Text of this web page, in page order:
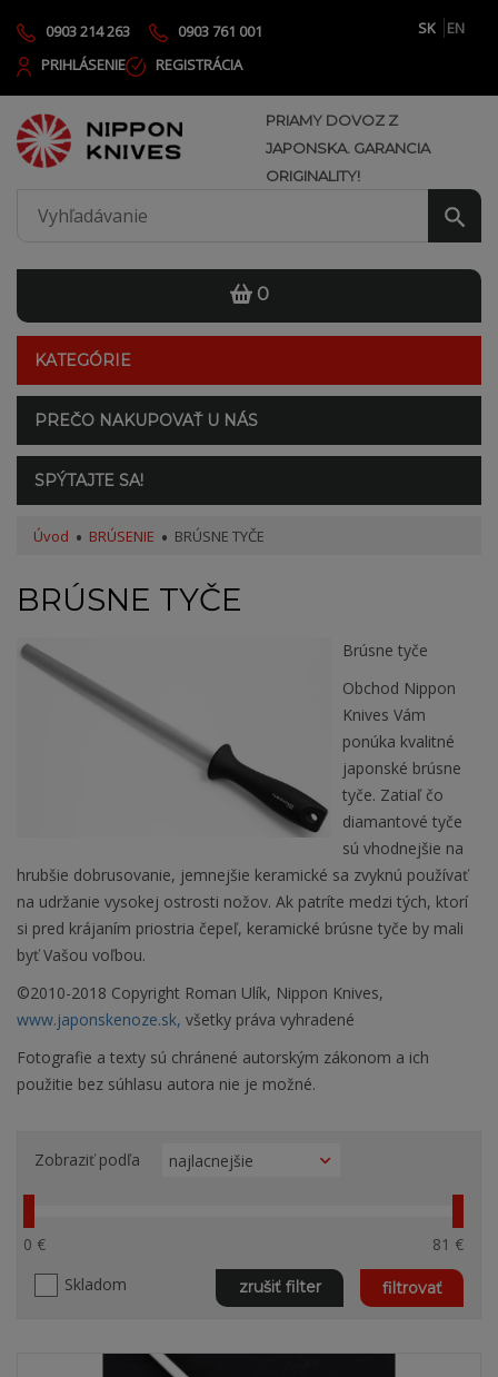
0903 214 263 0903 761 001 SK
EN
PRIHLÁSENIE
REGISTRÁCIA
PRIAMY DOVOZ Z
JAPONSKA. GARANCIA
ORIGINALITY!
0
KATEGÓRIE
PREČO NAKUPOVAŤ U NÁS
SPÝTAJTE SA!
Úvod BRÚSENIE BRÚSNE TYČE
BRÚSNE TYČE
Brúsne tyče
Obchod Nippon
Knives Vám
ponúka kvalitné
japonské brúsne
tyče. Zatiaľ čo
diamantové tyče
sú vhodnejšie na
hrubšie dobrusovanie, jemnejšie keramické sa zvyknú používať
na udržanie vysokej ostrosti nožov. Ak patríte medzi tých, ktorí
si pred krájaním priostria čepeľ, keramické brúsne tyče by mali
byť Vašou voľbou.
©2010-2018 Copyright Roman Ulík, Nippon Knives,
www.japonskenoze.sk, všetky práva vyhradené
Fotografie a texty sú chránené autorským zákonom a ich
použitie bez súhlasu autora nie je možné.
0 €
81 €
Skladom
filtrovať
zrušiť filter
Zobraziť podľa